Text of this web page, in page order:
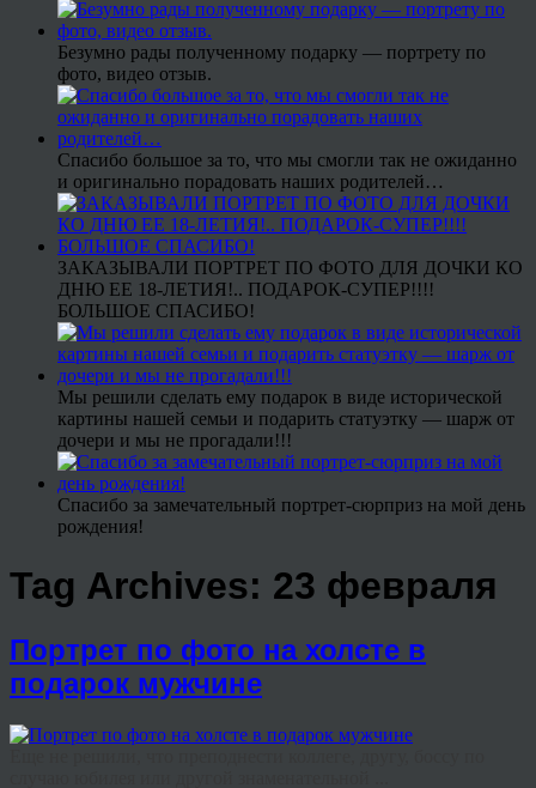
Безумно рады полученному подарку — портрету по
фото, видео отзыв.
Спасибо большое за то, что мы смогли так не ожиданно
и оригинально порадовать наших родителей…
ЗАКАЗЫВАЛИ ПОРТРЕТ ПО ФОТО ДЛЯ ДОЧКИ КО
ДНЮ ЕЕ 18-ЛЕТИЯ!.. ПОДАРОК-СУПЕР!!!!
БОЛЬШОЕ СПАСИБО!
Мы решили сделать ему подарок в виде исторической
картины нашей семьи и подарить статуэтку — шарж от
дочери и мы не прогадали!!!
Спасибо за замечательный портрет-сюрприз на мой день
рождения!
Tag Archives: 23 февраля
Портрет по фото на холсте в
подарок мужчине